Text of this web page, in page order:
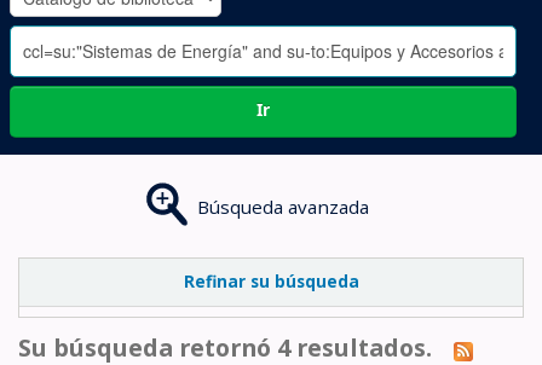
-
Ir
Búsqueda avanzada
Refinar su búsqueda
Su búsqueda retornó 4 resultados.